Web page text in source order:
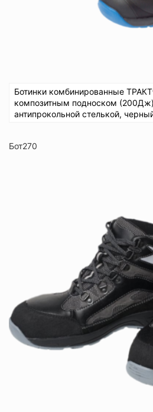
Ботинки комбинированные
композитным подноском
антипрокольной стелькой,
Бот270